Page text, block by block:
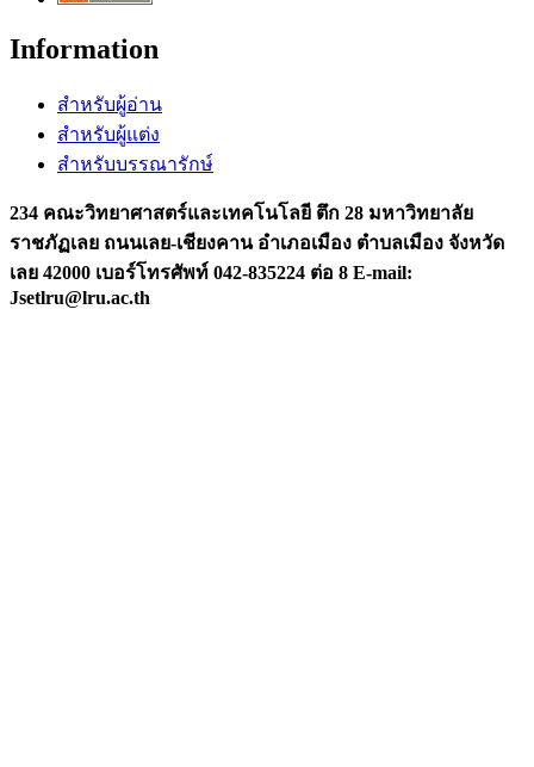
Information
สำหรับผู้อ่าน
สำหรับผู้แต่ง
สำหรับบรรณารักษ์
234 คณะวิทยาศาสตร์และเทคโนโลยี ตึก 28 มหาวิทยาลัย
ราชภัฏเลย ถนนเลย-เชียงคาน อำเภอเมือง ตำบลเมือง จังหวัด
เลย 42000 เบอร์โทรศัพท์ 042-835224 ต่อ 8 E-mail:
Jsetlru@lru.ac.th